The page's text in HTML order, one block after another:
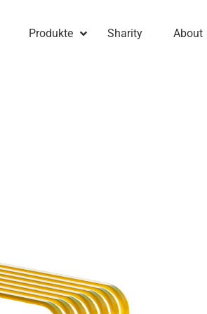
Produkte Sharity About